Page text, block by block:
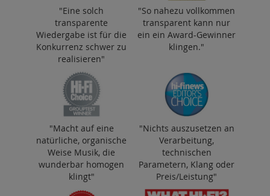
"Eine solch
transparente
Wiedergabe ist für die
Konkurrenz schwer zu
realisieren"
"So nahezu vollkommen
transparent kann nur
ein ein Award-Gewinner
klingen."
"Macht auf eine
natürliche, organische
Weise Musik, die
wunderbar homogen
klingt"
"Nichts auszusetzen an
Verarbeitung,
technischen
Parametern, Klang oder
Preis/Leistung"